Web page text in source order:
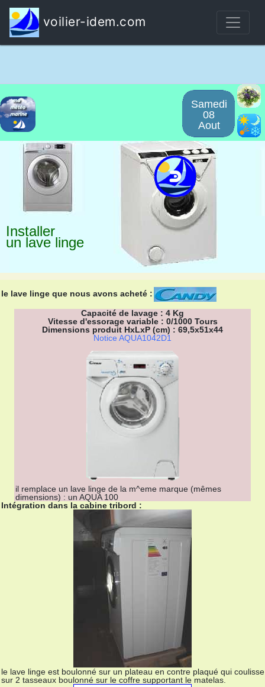
voilier-idem.com
Samedi
08
Aout
Installer
un lave linge
le lave linge que nous avons acheté :
Capacité de lavage : 4 Kg
Vitesse d'essorage variable : 0/1000 Tours
Dimensions produit HxLxP (cm) : 69,5x51x44
Notice AQUA1042D1
il remplace un lave linge de la m^eme marque (mêmes
dimensions) : un AQUA 100
Intégration dans la cabine tribord :
le lave linge est boulonné sur un plateau en contre plaqué qui coulisse
sur 2 tasseaux boulonné sur le coffre supportant le matelas.